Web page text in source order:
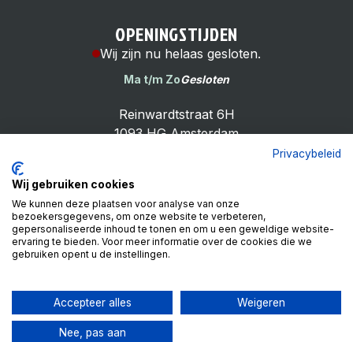
Cheap Bike Shop
4.9
Based on 99 reviews
Review ons op
OPENINGSTIJDEN
Wij zijn nu helaas gesloten.
Ma t/m ZoGesloten
Reinwardtstraat 6H
1093 HG Amsterdam
Privacybeleid
Wij gebruiken cookies
We kunnen deze plaatsen voor analyse van onze
bezoekersgegevens, om onze website te verbeteren,
gepersonaliseerde inhoud te tonen en om u een geweldige website-
ervaring te bieden. Voor meer informatie over de cookies die we
gebruiken opent u de instellingen.
Accepteer alles Weigeren
Nee, pas aan